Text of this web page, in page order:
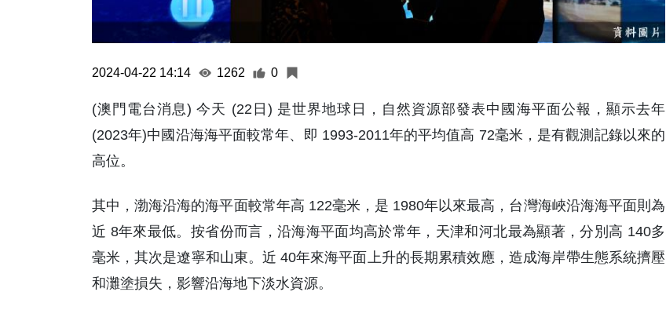
2024-04-22 14:14 1262 0
(澳門電台消息) 今天 (22日) 是世界地球日，自然資源部發表中國海平面公報，顯示去年
(2023年)中國沿海海平面較常年、即 1993-2011年的平均值高 72毫米，是有觀測記錄以來的
高位。
其中，渤海沿海的海平面較常年高 122毫米，是 1980年以來最高，台灣海峽沿海海平面則為
近 8年來最低。按省份而言，沿海海平面均高於常年，天津和河北最為顯著，分別高 140多
毫米，其次是遼寧和山東。近 40年來海平面上升的長期累積效應，造成海岸帶生態系統擠壓
和灘塗損失，影響沿海地下淡水資源。